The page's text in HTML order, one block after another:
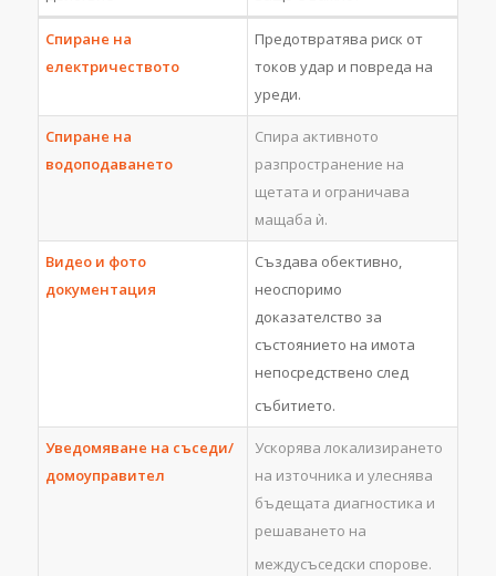
Спиране на
електричеството
Предотвратява риск от
токов удар и повреда на
уреди.
Спиране на
водоподаването
Спира активното
разпространение на
щетата и ограничава
мащаба ѝ.
Видео и фото
документация
Създава обективно,
неоспоримо
доказателство за
състоянието на имота
непосредствено след
събитието.
Уведомяване на съседи/
домоуправител
Ускорява локализирането
на източника и улеснява
бъдещата диагностика и
решаването на
междусъседски спорове.